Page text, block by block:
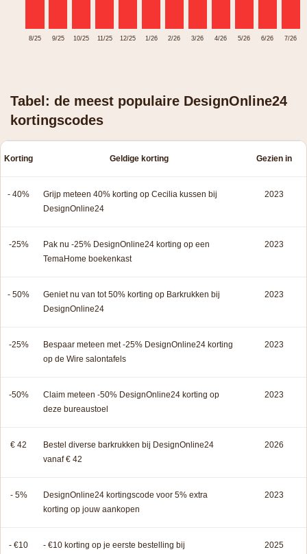
8/25 9/25 10/25 11/25 12/25 1/26 2/26 3/26 4/26 5/26 6/26 7/26
Tabel: de meest populaire DesignOnline24
kortingscodes
Korting Geldige korting Gezien in
- 40%
Grijp meteen 40% korting op Cecilia kussen bij
DesignOnline24
2023
-25%
Pak nu -25% DesignOnline24 korting op een
TemaHome boekenkast
2023
- 50%
Geniet nu van tot 50% korting op Barkrukken bij
DesignOnline24
2023
-25%
Bespaar meteen met -25% DesignOnline24 korting
op de Wire salontafels
2023
-50%
Claim meteen -50% DesignOnline24 korting op
deze bureaustoel
2023
€ 42
Bestel diverse barkrukken bij DesignOnline24
vanaf € 42
2026
- 5%
DesignOnline24 kortingscode voor 5% extra
korting op jouw aankopen
2023
- €10
- €10 korting op je eerste bestelling bij
2025